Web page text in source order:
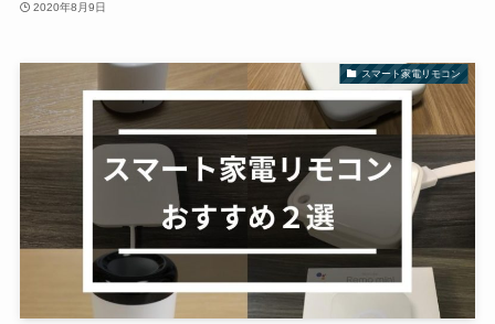
2020年8月9日
スマート家電リモコン